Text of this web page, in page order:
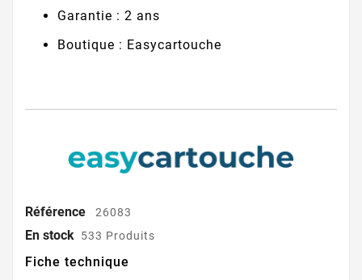
Garantie : 2 ans
Boutique : Easycartouche
Référence 26083
En stock 533 Produits
Fiche technique